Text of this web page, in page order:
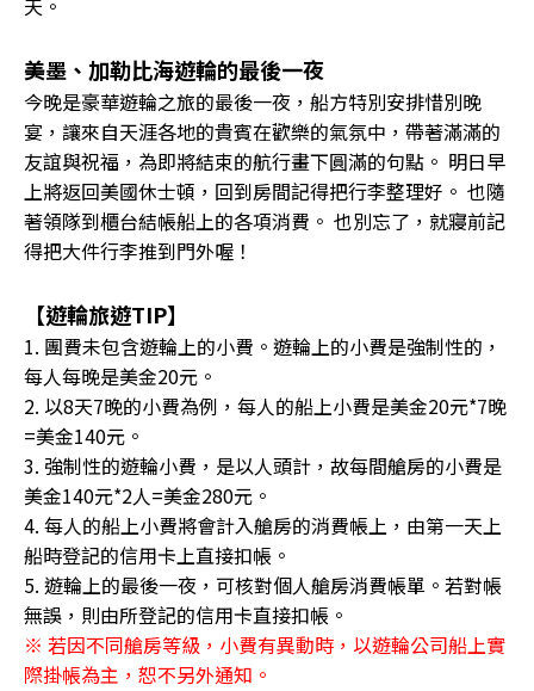
天。
美墨、加勒比海遊輪的最後一夜
今晚是豪華遊輪之旅的最後一夜，船方特別安排惜別晚
宴，讓來自天涯各地的貴賓在歡樂的氣氛中，帶著滿滿的
友誼與祝福，為即將結束的航行畫下圓滿的句點。 明日早
上將返回美國休士頓，回到房間記得把行李整理好。 也隨
著領隊到櫃台結帳船上的各項消費。 也別忘了，就寢前記
得把大件行李推到門外喔！
【遊輪旅遊TIP】
1. 團費未包含遊輪上的小費。遊輪上的小費是強制性的，
每人每晚是美金20元。
2. 以8天7晚的小費為例，每人的船上小費是美金20元*7晚
=美金140元。
3. 強制性的遊輪小費，是以人頭計，故每間艙房的小費是
美金140元*2人=美金280元。
4. 每人的船上小費將會計入艙房的消費帳上，由第一天上
船時登記的信用卡上直接扣帳。
5. 遊輪上的最後一夜，可核對個人艙房消費帳單。若對帳
無誤，則由所登記的信用卡直接扣帳。
※ 若因不同艙房等級，小費有異動時，以遊輪公司船上實
際掛帳為主，恕不另外通知。